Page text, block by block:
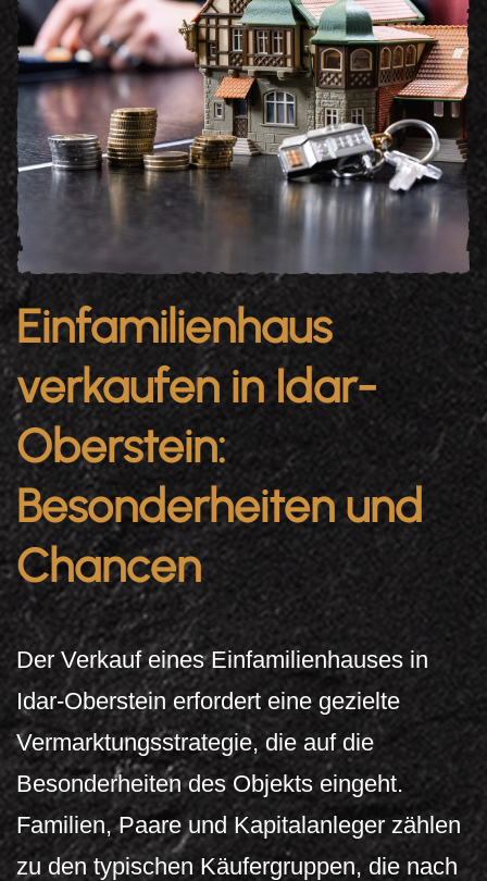
Einfamilienhaus
verkaufen in Idar-
Oberstein:
Besonderheiten und
Chancen
Der Verkauf eines Einfamilienhauses in
Idar-Oberstein erfordert eine gezielte
Vermarktungsstrategie, die auf die
Besonderheiten des Objekts eingeht.
Familien, Paare und Kapitalanleger zählen
zu den typischen Käufergruppen, die nach